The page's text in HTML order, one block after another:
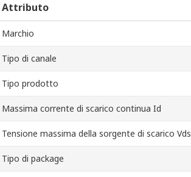
Attributo
Marchio
Tipo di canale
Tipo prodotto
Massima corrente di scarico continua Id
Tensione massima della sorgente di scarico Vds
Tipo di package